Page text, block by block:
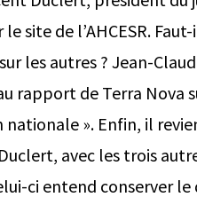
site de l’AHCESR.
les autres ? Jean-
rapport de Terra
nationale ». Enfin, il
avec les trois
ci entend conserver